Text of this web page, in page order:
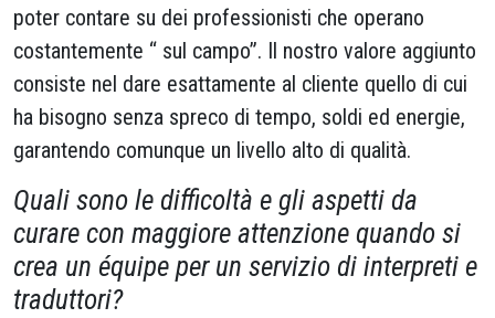
poter contare su dei professionisti che operano
costantemente “ sul campo”. Il nostro valore aggiunto
consiste nel dare esattamente al cliente quello di cui
ha bisogno senza spreco di tempo, soldi ed energie,
garantendo comunque un livello alto di qualità.
Quali sono le difficoltà e gli aspetti da
curare con maggiore attenzione quando si
crea un équipe per un servizio di interpreti e
traduttori?